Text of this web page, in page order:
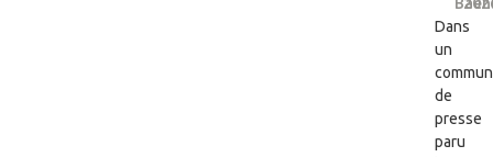
Dans
un
de
presse
paru